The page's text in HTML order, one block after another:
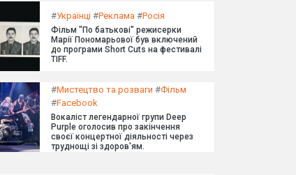
#Українці #Реклама #Росія
Фільм "По батькові" режисерки
Марії Пономарьової був включений
до програми Short Cuts на фестивалі
TIFF.
#Мистецтво та розваги #Фільм
#Facebook
Вокаліст легендарної групи Deep
Purple оголосив про закінчення
своєї концертної діяльності через
труднощі зі здоров'ям.